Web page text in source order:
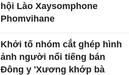
hội Lào Xaysomphone
Phomvihane
Khởi tố nhóm cắt ghép hình
ảnh người nổi tiếng bán
Đông y 'Xương khớp bà